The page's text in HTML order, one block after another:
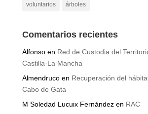
voluntarios árboles
Comentarios recientes
Alfonsoen Red de Custodia del
Castilla-La Mancha
Almendrucoen Recuperación del
Cabo de Gata
M Soledad Lucuix Fernándezen RAC